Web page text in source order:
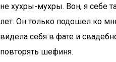
не хухры-мухры. Вон, я себе
лет. Он только подошел ко
видела себя в фате и
повторять шефиня.